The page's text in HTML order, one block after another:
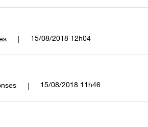
‎15/08/2018 12h04
‎15/08/2018 11h46